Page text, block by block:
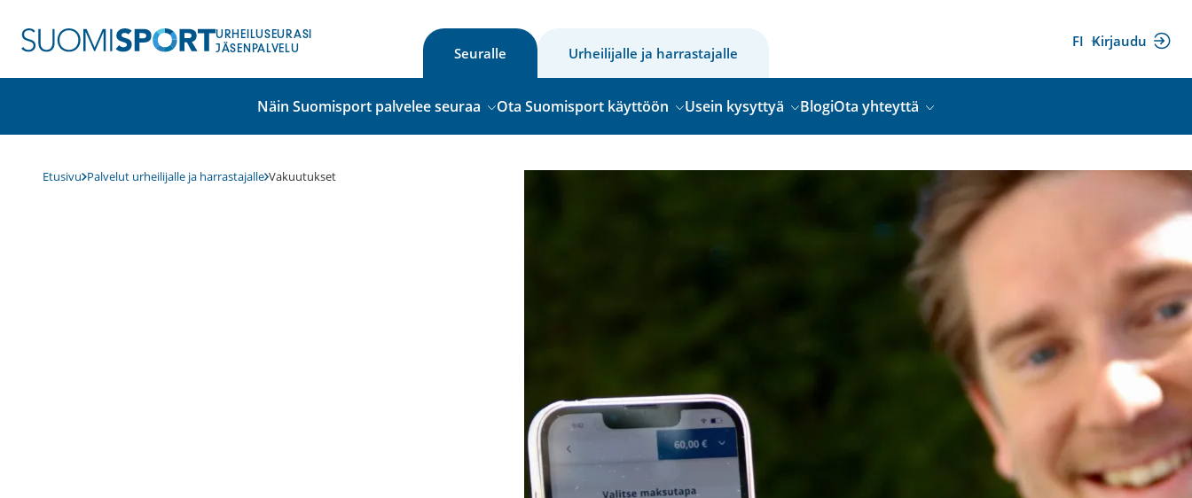
sisältöön
URHEILUSEURASI
JÄSENPALVELU
FI Kirjaudu
(ulkoinen
linkki)
Seuralle Urheilijalle ja harrastajalle
Näin Suomisport palvelee seuraa Ota Suomisport käyttöön Usein kysyttyä BlogiOta yhteyttä
Etusivu Palvelut urheilijalle ja harrastajalle Vakuutukset